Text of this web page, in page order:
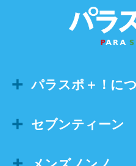
パラスポ＋！に
セブンティーン